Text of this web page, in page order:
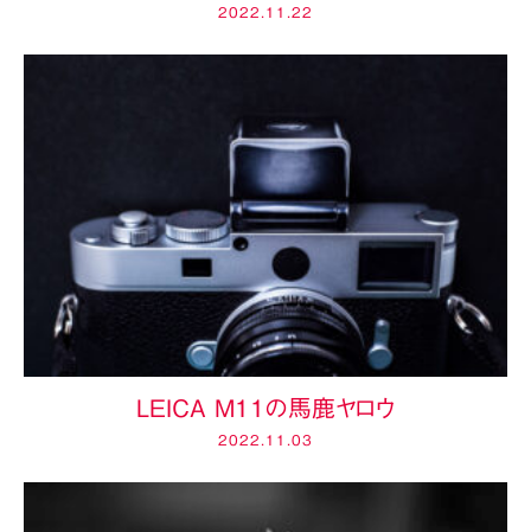
2022.11.22
LEICA M11の馬鹿ヤロウ
2022.11.03